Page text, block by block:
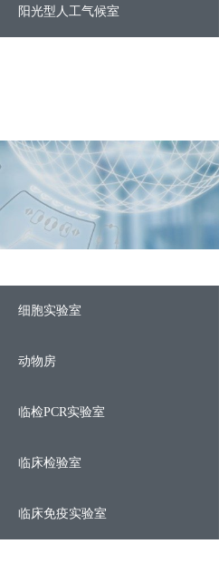
阳光型人工气候室
细胞实验室
动物房
临检PCR实验室
临床检验室
临床免疫实验室